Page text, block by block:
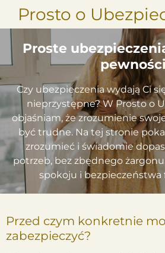
Przejdź
do
głównej
treści
Prosto o
Proste
pewności
Czy ubezpieczenia wydają Ci
nieprzystępne? W Prosto o
objaśniam, że zrozumienie
być trudne. Na tej stronie
zrozumieć i świadomie
potrzeb, bez zbędnego
spokoju i bezpieczeństwa
Przed czym konkretnie
zabezpieczyć?